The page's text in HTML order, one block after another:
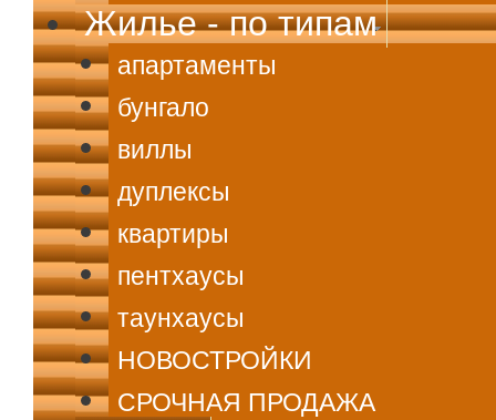
Жилье - по типам
апартаменты
бунгало
виллы
дуплексы
квартиры
пентхаусы
таунхаусы
НОВОСТРОЙКИ
СРОЧНАЯ ПРОДАЖА